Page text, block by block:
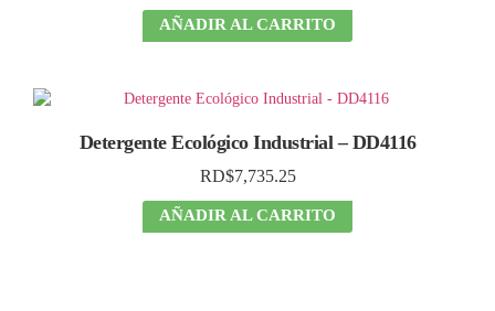
AÑADIR AL CARRITO
Detergente Ecológico Industrial – DD4116
RD$7,735.25
AÑADIR AL CARRITO